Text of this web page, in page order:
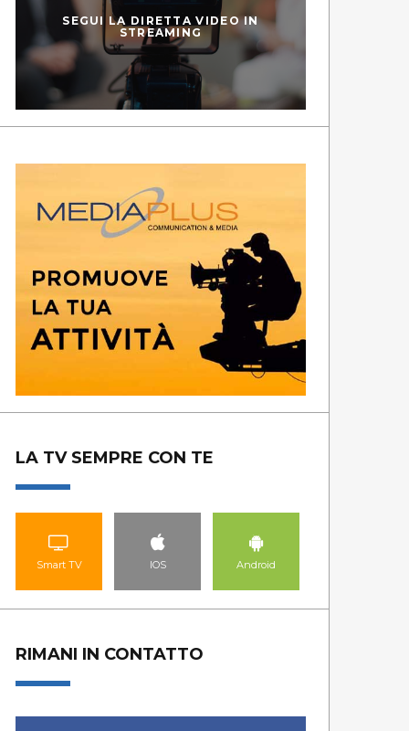
SEGUI LA DIRETTA VIDEO IN
STREAMING
LA TV SEMPRE CON TE
Smart TV IOS Android
RIMANI IN CONTATTO